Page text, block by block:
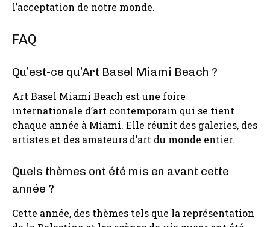
l’acceptation de notre monde.
FAQ
Qu’est-ce qu’Art Basel Miami Beach ?
Art Basel Miami Beach est une foire
internationale d’art contemporain qui se tient
chaque année à Miami. Elle réunit des galeries, des
artistes et des amateurs d’art du monde entier.
Quels thèmes ont été mis en avant cette
année ?
Cette année, des thèmes tels que la représentation